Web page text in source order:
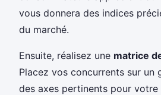
vous donnera des indices
du marché.
Ensuite, réalisez une matrice
Placez vos concurrents sur un
des axes pertinents pour votre